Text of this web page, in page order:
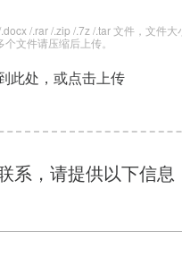
/.rar /.zip /.7z /.tar 文件，文件大
个文件请压缩后上传。
此处，或点击上传
系，请提供以下信息